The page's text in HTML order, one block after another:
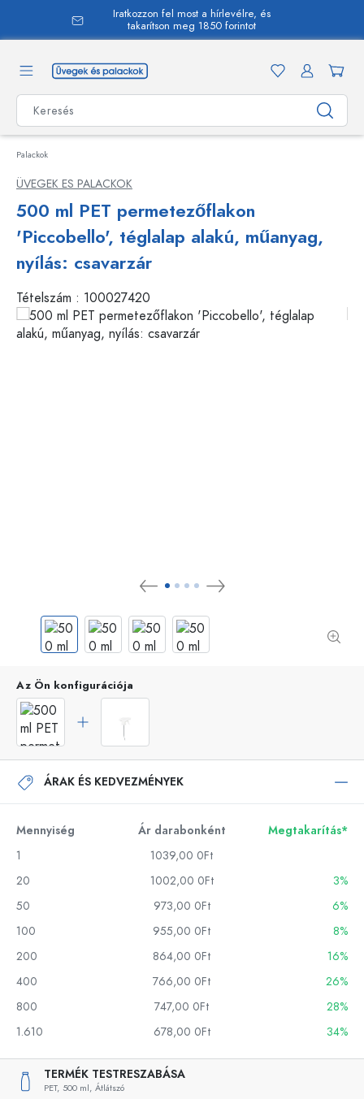
Iratkozzon fel most a hírlevélre, és
takarítson meg 1850 forintot
Palackok
ÜVEGEK ES PALACKOK
500 ml PET permetezőflakon
'Piccobello', téglalap alakú, műanyag,
nyílás: csavarzár
Tételszám : 100027420
Az Ön konfigurációja
ÁRAK ÉS KEDVEZMÉNYEK
Mennyiség Ár darabonként
Megtakarítás*
1
1039,00 0Ft
20
1002,00 0Ft
3%
50
973,00 0Ft
6%
100
955,00 0Ft
8%
200
864,00 0Ft
16%
400
766,00 0Ft
26%
800
747,00 0Ft
28%
1.610
678,00 0Ft 34%
TERMÉK TESTRESZABÁSA
PET, 500 ml, Átlátszó